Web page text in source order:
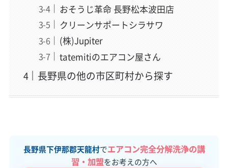
おそうじ革命 長野松本波田店
クリーンサポートシラサワ
(株)Jupiter
tatemitiのエアコン屋さん
長野県の他の市区町村から探す
長野県下伊那郡天龍村でエアコン完全分解洗浄の講
習・加盟をお考えの方へ